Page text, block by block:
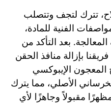
تترك لتجف وتتصلب
الفنية للمادة،
بعد التأكد من
بإزالة منافذ الحقن
الإيبوكسي
الأصلي، مما يترك
مقبولاً وجاهزًا لأي